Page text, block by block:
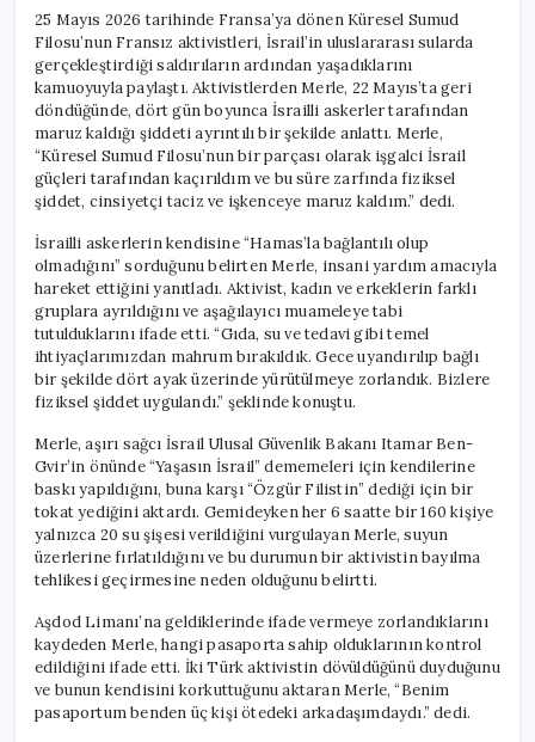
için
25 Mayıs 2026 tarihinde Fransa’ya dönen Küresel Sumud
Filosu’nun Fransız aktivistleri, İsrail’in uluslararası sularda
gerçekleştirdiği saldırıların ardından yaşadıklarını
kamuoyuyla paylaştı. Aktivistlerden Merle, 22 Mayıs’ta geri
döndüğünde, dört gün boyunca İsrailli askerler tarafından
maruz kaldığı şiddeti ayrıntılı bir şekilde anlattı. Merle,
“Küresel Sumud Filosu’nun bir parçası olarak işgalci İsrail
güçleri tarafından kaçırıldım ve bu süre zarfında fiziksel
şiddet, cinsiyetçi taciz ve işkenceye maruz kaldım.” dedi.
İsrailli askerlerin kendisine “Hamas’la bağlantılı olup
olmadığını” sorduğunu belirten Merle, insani yardım amacıyla
hareket ettiğini yanıtladı. Aktivist, kadın ve erkeklerin farklı
gruplara ayrıldığını ve aşağılayıcı muameleye tabi
tutulduklarını ifade etti. “Gıda, su ve tedavi gibi temel
ihtiyaçlarımızdan mahrum bırakıldık. Gece uyandırılıp bağlı
bir şekilde dört ayak üzerinde yürütülmeye zorlandık. Bizlere
fiziksel şiddet uygulandı.” şeklinde konuştu.
Merle, aşırı sağcı İsrail Ulusal Güvenlik Bakanı Itamar Ben-
Gvir’in önünde “Yaşasın İsrail” dememeleri için kendilerine
baskı yapıldığını, buna karşı “Özgür Filistin” dediği için bir
tokat yediğini aktardı. Gemideyken her 6 saatte bir 160 kişiye
yalnızca 20 su şişesi verildiğini vurgulayan Merle, suyun
üzerlerine fırlatıldığını ve bu durumun bir aktivistin bayılma
tehlikesi geçirmesine neden olduğunu belirtti.
Aşdod Limanı’na geldiklerinde ifade vermeye zorlandıklarını
kaydeden Merle, hangi pasaporta sahip olduklarının kontrol
edildiğini ifade etti. İki Türk aktivistin dövüldüğünü duyduğunu
ve bunun kendisini korkuttuğunu aktaran Merle, “Benim
pasaportum benden üç kişi ötedeki arkadaşımdaydı.” dedi.